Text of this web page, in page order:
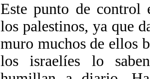
Este punto de control
los palestinos, ya que
muro muchos de ellos
los israelíes lo